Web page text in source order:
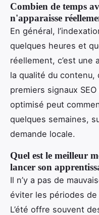
Combien de temps
n'apparaisse
En général,
quelques heures et
réellement, c’est une
la qualité du
premiers signaux
optimisé peut
quelques semaines,
demande locale.
Quel est le meilleur
lancer son
Il n’y a pas de
éviter les périodes
L’été offre souvent